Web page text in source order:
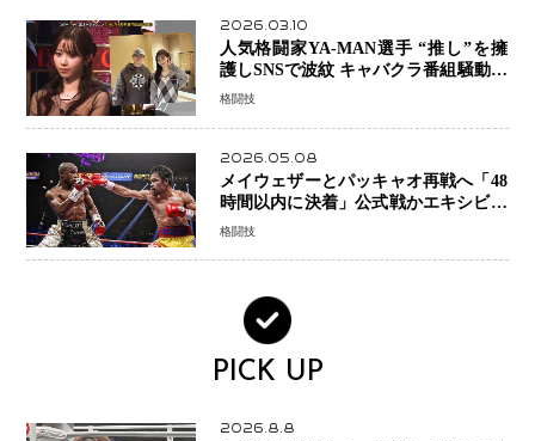
2026.03.10
人気格闘家YA-MAN選手 “推し”を擁
護しSNSで波紋 キャバクラ番組騒動に
参戦…結果的にPR効果も？
格闘技
2026.05.08
メイウェザーとパッキャオ再戦へ「48
時間以内に決着」公式戦かエキシビシ
ョンか混迷続く
格闘技
PICK UP
2026.8.8